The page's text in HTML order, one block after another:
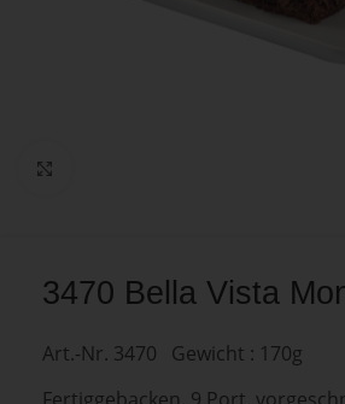
3470 Bella Vista
Art.-Nr. 3470 Gewicht : 170g